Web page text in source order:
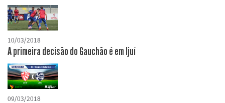
10/03/2018
A primeira decisão do Gauchão é em Ijuí
09/03/2018